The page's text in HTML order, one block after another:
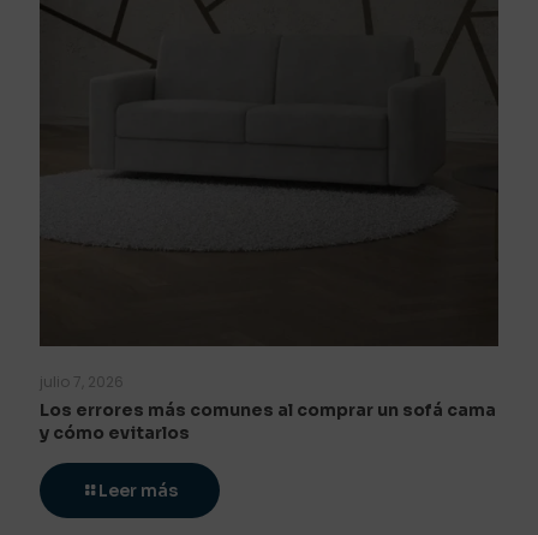
julio 7, 2026
Los errores más comunes al comprar un sofá cama
y cómo evitarlos
Leer más